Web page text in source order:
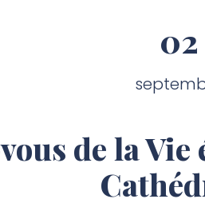
02
de la